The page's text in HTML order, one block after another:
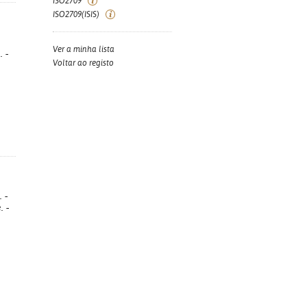
-
-
-
ISO2709(ISIS)
Ver a minha lista
Voltar ao registo